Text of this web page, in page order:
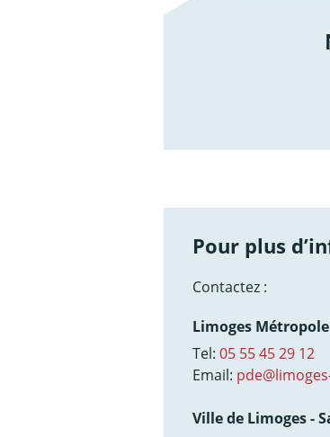
Pour plus
Contactez :
Limoges Métropole
Tel: 05 55 45 29 12
Email:
Ville de Limoges -